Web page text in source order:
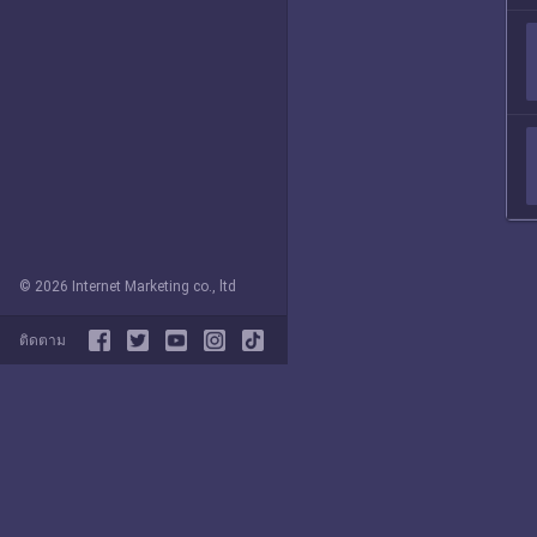
© 2026 Internet Marketing co., ltd
ติดตาม